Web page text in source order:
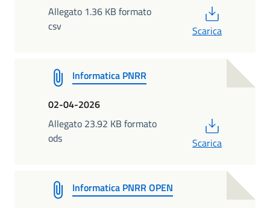
Allegato 1.36 KB formato
csv
Scarica
Informatica PNRR
02-04-2026
Allegato 23.92 KB formato
ods
Scarica
Informatica PNRR OPEN